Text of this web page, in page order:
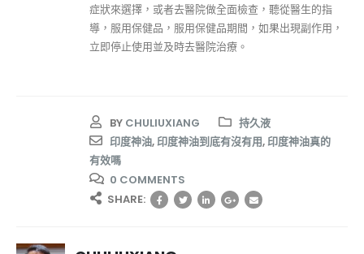
症狀來選擇，或者去醫院做全面檢查，聽從醫生的指
導，服用保健品，服用保健品期間，如果出現副作用，
立即停止使用並及時去醫院治療。
BY CHULIUXIANG
持久液
印度神油,印度神油到底有沒有用,印度神油真的
有效嗎
0 COMMENTS
SHARE: